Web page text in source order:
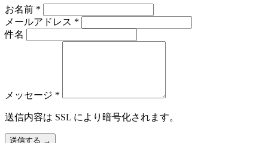
お名前 *
メールアドレス *
件名
メッセージ *
送信内容は SSL により暗号化されます。
送信する →